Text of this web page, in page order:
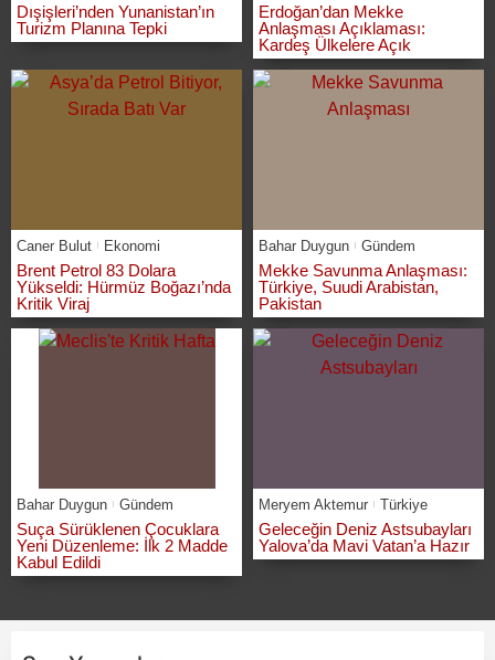
Dışişleri’nden Yunanistan’ın
Turizm Planına Tepki
Erdoğan’dan Mekke
Anlaşması Açıklaması:
Kardeş Ülkelere Açık
Caner Bulut Ekonomi
Brent Petrol 83 Dolara
Yükseldi: Hürmüz Boğazı’nda
Kritik Viraj
Bahar Duygun Gündem
Mekke Savunma Anlaşması:
Türkiye, Suudi Arabistan,
Pakistan
Bahar Duygun Gündem
Suça Sürüklenen Çocuklara
Yeni Düzenleme: İlk 2 Madde
Kabul Edildi
Meryem Aktemur Türkiye
Geleceğin Deniz Astsubayları
Yalova’da Mavi Vatan’a Hazır